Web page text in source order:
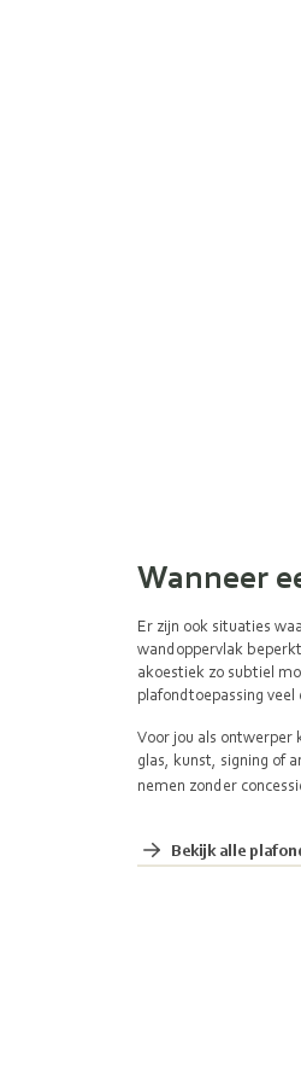
Wanneer
Er zijn ook situaties
wandoppervlak
akoestiek zo subtiel
plafondtoepassing
Voor jou als ontwerper
glas, kunst, signing of
nemen zonder
Bekijk alle